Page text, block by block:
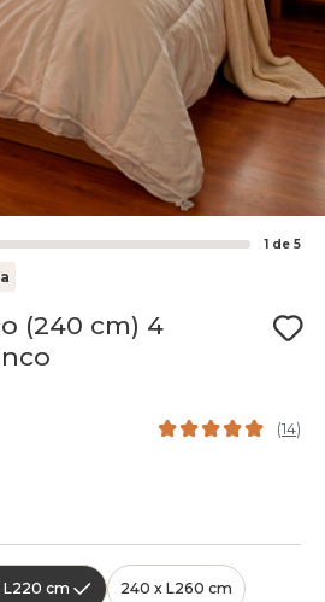
1 de 5
(240 cm) 4
(14)
L220 cm 240 x L260 cm